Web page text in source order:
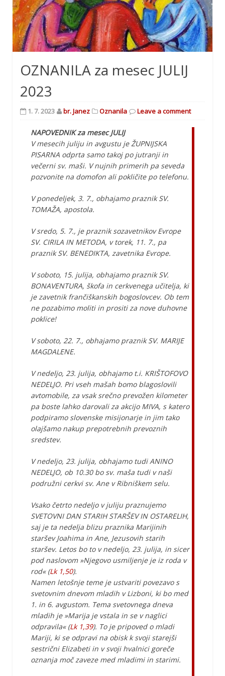
OZNANILA za mesec JULIJ
2023
1. 7. 2023 br. Janez Oznanila Leave a comment
NAPOVEDNIK za mesec JULIJ
V mesecih juliju in avgustu je ŽUPNIJSKA
PISARNA odprta samo takoj po jutranji in
večerni sv. maši. V nujnih primerih pa seveda
pozvonite na domofon ali pokličite po telefonu.
V ponedeljek, 3. 7., obhajamo praznik SV.
TOMAŽA, apostola.
V sredo, 5. 7., je praznik sozavetnikov Evrope
SV. CIRILA IN METODA, v torek, 11. 7., pa
praznik SV. BENEDIKTA, zavetnika Evrope.
V soboto, 15. julija, obhajamo praznik SV.
BONAVENTURA, škofa in cerkvenega učitelja, ki
je zavetnik frančiškanskih bogoslovcev. Ob tem
ne pozabimo moliti in prositi za nove duhovne
poklice!
V soboto, 22. 7., obhajamo praznik SV. MARIJE
MAGDALENE.
V nedeljo, 23. julija, obhajamo t.i. KRIŠTOFOVO
NEDELJO. Pri vseh mašah bomo blagoslovili
avtomobile, za vsak srečno prevožen kilometer
pa boste lahko darovali za akcijo MIVA, s katero
podpiramo slovenske misijonarje in jim tako
olajšamo nakup prepotrebnih prevoznih
sredstev.
V nedeljo, 23. julija, obhajamo tudi ANINO
NEDELJO, ob 10.30 bo sv. maša tudi v naši
podružni cerkvi sv. Ane v Ribniškem selu.
Vsako četrto nedeljo v juliju praznujemo
SVETOVNI DAN STARIH STARŠEV IN OSTARELIH,
saj je ta nedelja blizu praznika Marijinih
staršev Joahima in Ane, Jezusovih starih
staršev. Letos bo to v nedeljo, 23. julija, in sicer
pod naslovom »Njegovo usmiljenje je iz roda v
rod« (Lk 1,50).
Namen letošnje teme je ustvariti povezavo s
svetovnim dnevom mladih v Lizboni, ki bo med
1. in 6. avgustom. Tema svetovnega dneva
mladih je »Marija je vstala in se v naglici
odpravila« (Lk 1,39). To je pripoved o mladi
Mariji, ki se odpravi na obisk k svoji starejši
sestrični Elizabeti in v svoji hvalnici goreče
oznanja moč zaveze med mladimi in starimi.